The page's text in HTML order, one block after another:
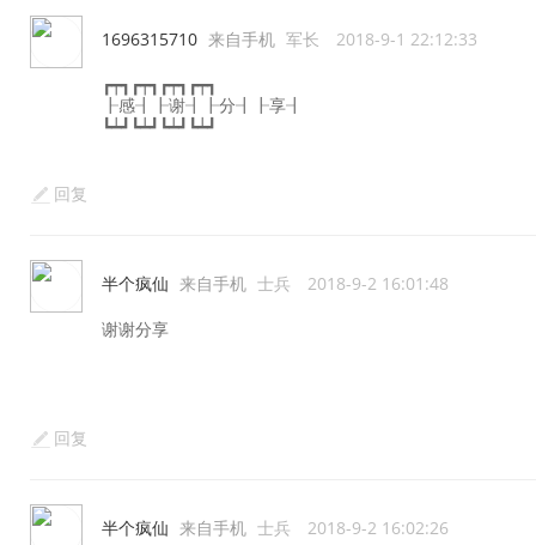
1696315710 来自手机 军长 2018-9-1 22:12:33
┏┯┓┏┯┓┏┯┓┏┯┓
┠感┨┠谢┨┠分┨┠享┨
┗┷┛┗┷┛┗┷┛┗┷┛
回复
半个疯仙 来自手机 士兵 2018-9-2 16:01:48
谢谢分享
回复
半个疯仙 来自手机 士兵 2018-9-2 16:02:26